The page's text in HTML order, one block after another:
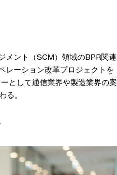
メント（SCM）領域のBPR関連
レーション改革プロジェクトを
として通信業界や製造業界の案
る。